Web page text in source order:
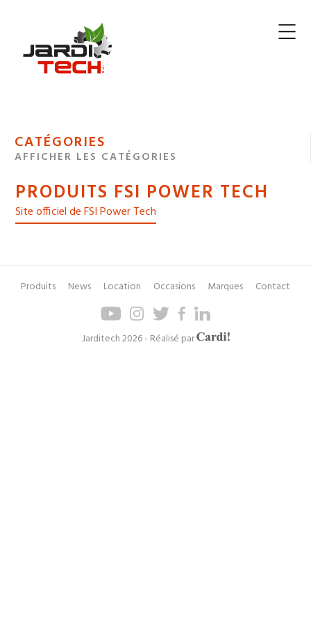
Jarditech
MENU
DE
DES
CATÉGORIES
AFFICHER LES CATÉGORIES
PRODUITS FSI POWER TECH
Site officiel de FSI Power Tech
Pied
Menu
navigation
Produits News Location Occasions Marques Contact
Jarditech 2026 - Réalisé par
Axel